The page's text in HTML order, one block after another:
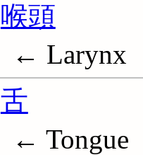
喉頭
← Larynx
舌
← Tongue